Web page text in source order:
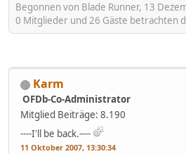
Begonnen von Blade Runner, 13
0 Mitglieder und 26 Gäste betrachten
Karm
OFDb-Co-Administrator
Mitglied Beiträge: 8.190
----I'll be back.----
11 Oktober 2007, 13:30:34